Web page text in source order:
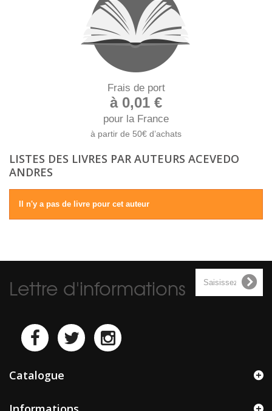
Frais de port
à 0,01 €
pour la France
à partir de 50€ d’achats
LISTES DES LIVRES PAR AUTEURS ACEVEDO
ANDRES
Il n'y a pas de livre pour cet auteur
Lettre d'informations
Catalogue